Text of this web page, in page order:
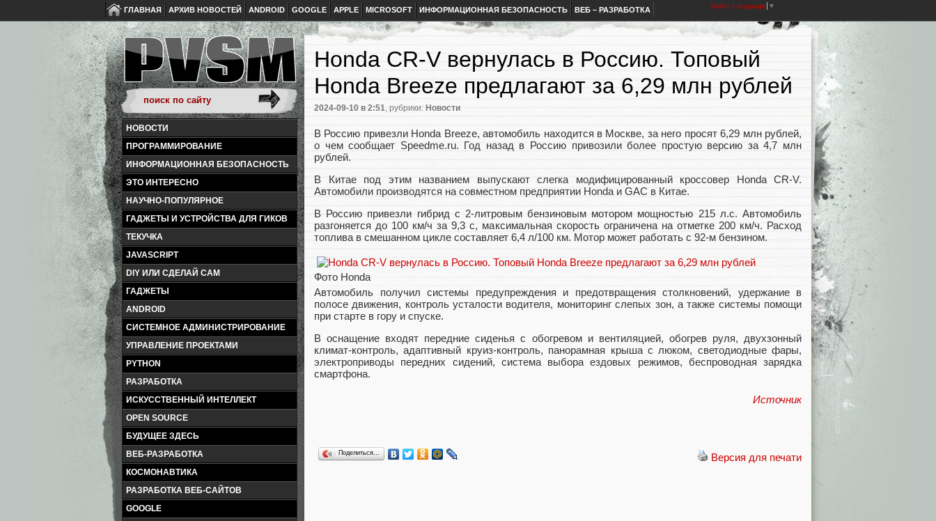
ГЛАВНАЯ АРХИВ НОВОСТЕЙ ANDROID GOOGLE APPLE MICROSOFT ИНФОРМАЦИОННАЯ БЕЗОПАСНОСТЬ ВЕБ – РАЗРАБОТКА Select Language ▼
НОВОСТИ
ПРОГРАММИРОВАНИЕ
ИНФОРМАЦИОННАЯ БЕЗОПАСНОСТЬ
ЭТО ИНТЕРЕСНО
НАУЧНО-ПОПУЛЯРНОЕ
ГАДЖЕТЫ И УСТРОЙСТВА ДЛЯ ГИКОВ
ТЕКУЧКА
JAVASCRIPT
DIY ИЛИ СДЕЛАЙ САМ
ГАДЖЕТЫ
ANDROID
СИСТЕМНОЕ АДМИНИСТРИРОВАНИЕ
УПРАВЛЕНИЕ ПРОЕКТАМИ
PYTHON
РАЗРАБОТКА
ИСКУССТВЕННЫЙ ИНТЕЛЛЕКТ
OPEN SOURCE
БУДУЩЕЕ ЗДЕСЬ
ВЕБ-РАЗРАБОТКА
КОСМОНАВТИКА
РАЗРАБОТКА ВЕБ-САЙТОВ
GOOGLE
Honda CR-V вернулась в Россию. Топовый
Honda Breeze предлагают за 6,29 млн рублей
2024-09-10 в 2:51, рубрики: Новости
В Россию привезли Honda Breeze, автомобиль находится в Москве, за него просят 6,29 млн рублей,
о чем сообщает Speedme.ru. Год назад в Россию привозили более простую версию за 4,7 млн
рублей.
В Китае под этим названием выпускают слегка модифицированный кроссовер Honda CR-V.
Автомобили производятся на совместном предприятии Honda и GAC в Китае.
В Россию привезли гибрид с 2-литровым бензиновым мотором мощностью 215 л.с. Автомобиль
разгоняется до 100 км/ч за 9,3 с, максимальная скорость ограничена на отметке 200 км/ч. Расход
топлива в смешанном цикле составляет 6,4 л/100 км. Мотор может работать с 92-м бензином.
Фото Honda
Автомобиль получил системы предупреждения и предотвращения столкновений, удержание в
полосе движения, контроль усталости водителя, мониторинг слепых зон, а также системы помощи
при старте в гору и спуске.
В оснащение входят передние сиденья с обогревом и вентиляцией, обогрев руля, двухзонный
климат-контроль, адаптивный круиз-контроль, панорамная крыша с люком, светодиодные фары,
электроприводы передних сидений, система выбора ездовых режимов, беспроводная зарядка
смартфона.
Источник
Версия для печати
Поделиться…